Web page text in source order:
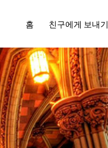
홈 친구에게 보내기